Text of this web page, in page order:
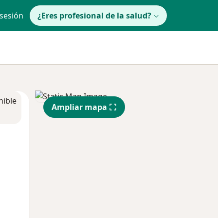
¿Eres profesional de la salud?
Ampliar mapa